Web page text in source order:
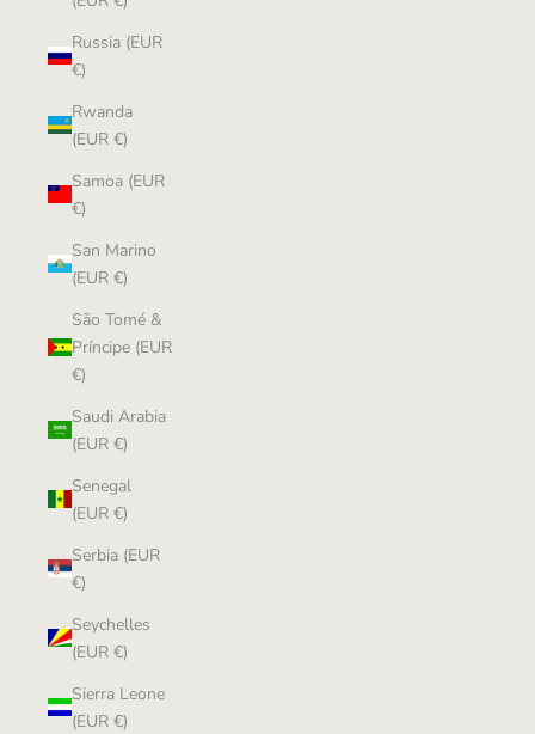
Russia (EUR
€)
Rwanda
(EUR €)
Samoa (EUR
€)
San Marino
(EUR €)
São Tomé &
Príncipe (EUR
€)
Saudi Arabia
(EUR €)
Senegal
(EUR €)
Serbia (EUR
€)
Seychelles
(EUR €)
Sierra Leone
(EUR €)